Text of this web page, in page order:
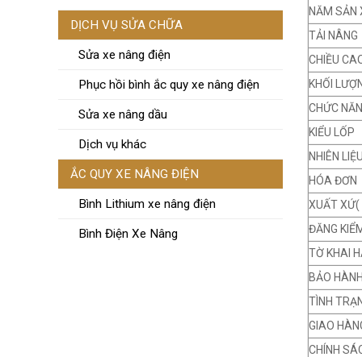
DỊCH VỤ SỬA CHỮA
Sửa xe nâng điện
Phục hồi bình ắc quy xe nâng điện
Sửa xe nâng dầu
Dịch vụ khác
ẮC QUY XE NÂNG ĐIỆN
Bình Lithium xe nâng điện
Bình Điện Xe Nâng
NĂM SẢN
TẢI NÂNG
CHIỀU
KHỐI
CHỨC
KIỂU LỐP
NHIÊN
HÓA ĐƠN
XUẤT XỨ(
ĐĂNG
TỜ KHAI
BẢO
TÌNH
GIAO
CHÍNH